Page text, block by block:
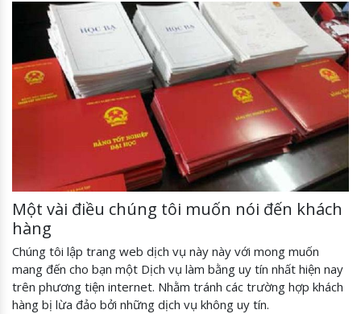
Một vài điều chúng tôi muốn nói đến khách
hàng
Chúng tôi lập trang web dịch vụ này này với mong muốn
mang đến cho bạn một Dịch vụ làm bằng uy tín nhất hiện nay
trên phương tiện internet. Nhằm tránh các trường hợp khách
hàng bị lừa đảo bởi những dịch vụ không uy tín.